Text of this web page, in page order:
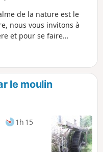
de la nature est le
nous vous invitons à
et pour se faire
car la passerelle n'a
réputée comme étant
déconseillée
le moulin
1h 15